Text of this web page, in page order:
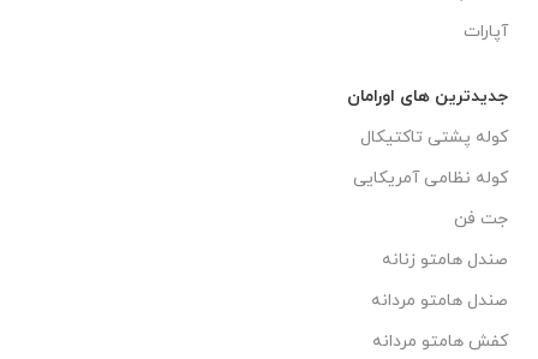
آپارات
جدیدترین های اورامان
کوله پشتی تاکتیکال
کوله نظامی آمریکایی
جت فن
صندل هامتو زنانه
صندل هامتو مردانه
کفش هامتو مردانه